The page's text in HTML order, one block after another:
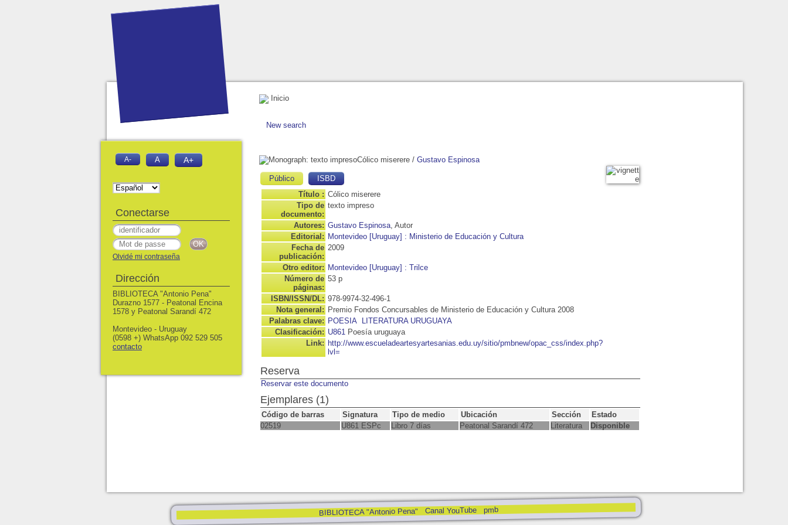
Inicio
New search
Cólico miserere / Gustavo Espinosa
Público
ISBD
Título : Cólico miserere
Tipo de
documento:
texto impreso
Autores: Gustavo Espinosa , Autor
Editorial: Montevideo [Uruguay] : Ministerio de Educación y Cultura
Fecha de
publicación:
2009
Otro editor: Montevideo [Uruguay] : Trilce
Número de
páginas:
53 p
ISBN/ISSN/DL: 978-9974-32-496-1
Nota general: Premio Fondos Concursables de Ministerio de Educación y Cultura 2008
Palabras clave: POESIA
LITERATURA URUGUAYA
Clasificación: U861 Poesía uruguaya
Link: http://www.escueladeartesyartesanias.edu.uy/sitio/pmbnew/opac_css/index.php?
lvl=
Reserva
Reservar este documento
Ejemplares (1)
Código de barras Signatura Tipo de medio Ubicación Sección
Estado
02519
U861 ESPc Libro 7 días Peatonal Sarandí 472 Literatura Disponible
BIBLIOTECA "Antonio Pena" Canal YouTube pmb
A- A A+
Conectarse
Olvidé mi contraseña
Dirección
BIBLIOTECA "Antonio Pena"
Durazno 1577 - Peatonal Encina
1578 y Peatonal Sarandí 472
Montevideo - Uruguay
(0598 +) WhatsApp 092 529 505
contacto